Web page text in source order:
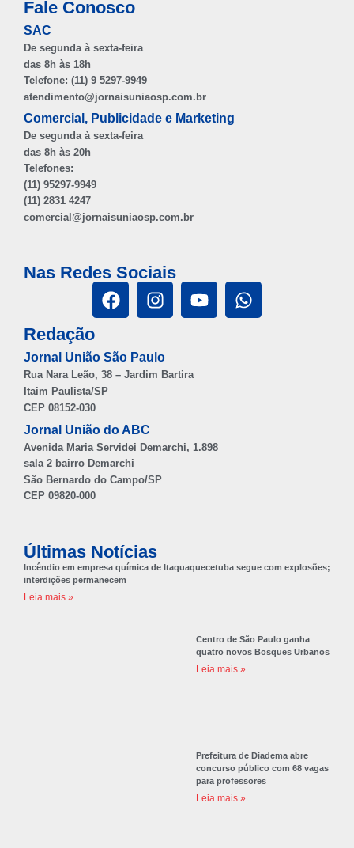
Fale Conosco
SAC
De segunda à sexta-feira
das 8h às 18h
Telefone: (11) 9 5297-9949
atendimento@jornaisuniaosp.com.br
Comercial, Publicidade e Marketing
De segunda à sexta-feira
das 8h às 20h
Telefones:
(11) 95297-9949
(11) 2831 4247
comercial@jornaisuniaosp.com.br
Nas Redes Sociais
Redação
Jornal União São Paulo
Rua Nara Leão, 38 – Jardim Bartira
Itaim Paulista/SP
CEP 08152-030
Jornal União do ABC
Avenida Maria Servidei Demarchi, 1.898
sala 2 bairro Demarchi
São Bernardo do Campo/SP
CEP 09820-000
Últimas Notícias
Incêndio em empresa química de Itaquaquecetuba segue com explosões;
interdições permanecem
Leia mais »
Centro de São Paulo ganha
quatro novos Bosques Urbanos
Leia mais »
Prefeitura de Diadema abre
concurso público com 68 vagas
para professores
Leia mais »